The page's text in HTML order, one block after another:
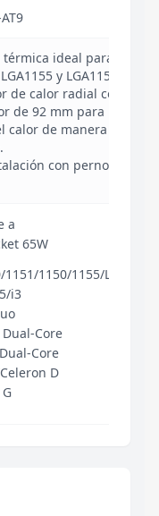
ideal para Intel
y LGA115X.
de calor radial con
de 92 mm para
calor de manera muy
con pernos a
a
65W
1151/1150/1155/LGA775
i3
Core
Core
D